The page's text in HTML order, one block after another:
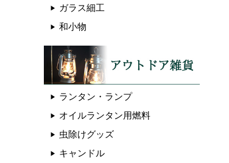
ガラス細工
和小物
ランタン・ランプ
オイルランタン用燃料
虫除けグッズ
キャンドル